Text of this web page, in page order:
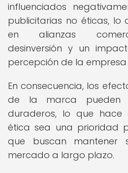
influenciados
publicitarias no éticas, lo
en alianzas
desinversión y un
percepción de la
En consecuencia, los
de la marca pueden
duraderos, lo que hace
ética sea una prioridad
que buscan mantener
mercado a largo plazo.